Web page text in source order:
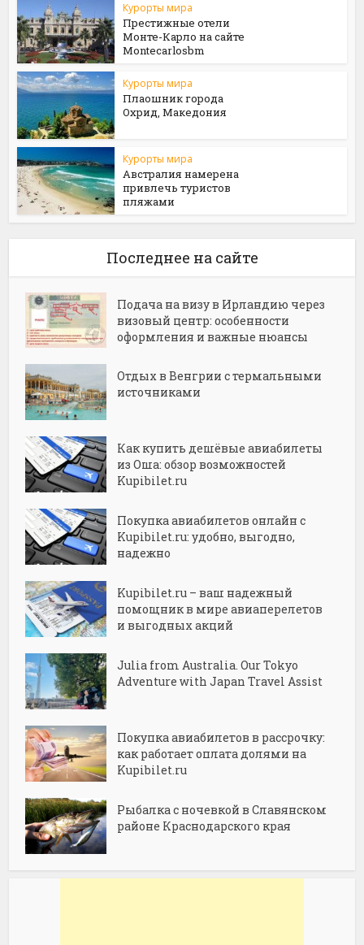
Курорты мира
Престижные отели
Монте-Карло на сайте
Мontecarlosbm
Курорты мира
Плаошник города
Охрид, Македония
Курорты мира
Австралия намерена
привлечь туристов
пляжами
Последнее на сайте
Подача на визу в Ирландию через
визовый центр: особенности
оформления и важные нюансы
Отдых в Венгрии с термальными
источниками
Как купить дешёвые авиабилеты
из Оша: обзор возможностей
Kupibilet.ru
Покупка авиабилетов онлайн с
Kupibilet.ru: удобно, выгодно,
надежно
Kupibilet.ru – ваш надежный
помощник в мире авиаперелетов
и выгодных акций
Julia from Australia. Our Tokyo
Adventure with Japan Travel Assist
Покупка авиабилетов в рассрочку:
как работает оплата долями на
Kupibilet.ru
Рыбалка с ночевкой в Славянском
районе Краснодарского края